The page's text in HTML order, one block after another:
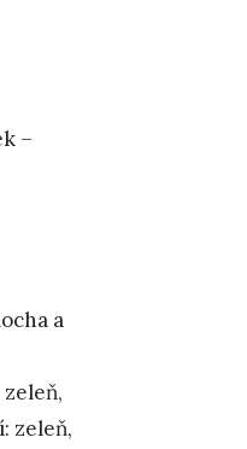
–
a
zeleň,